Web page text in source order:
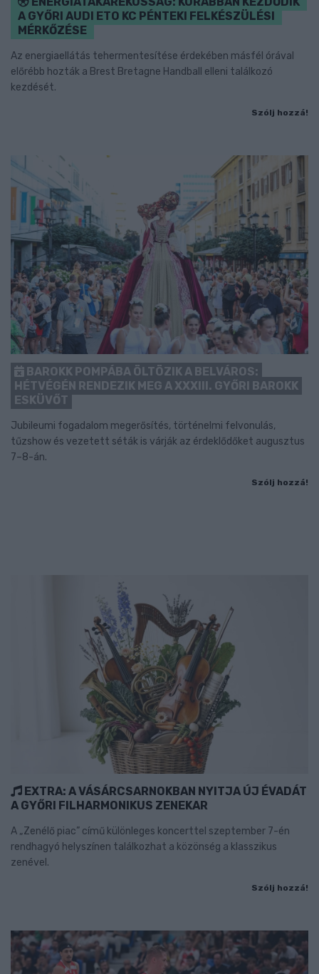
A GYŐRI AUDI ETO KC PÉNTEKI FELKÉSZÜLÉSI
MÉRKŐZÉSE
Az energiaellátás tehermentesítése érdekében másfél órával
előrébb hozták a Brest Bretagne Handball elleni találkozó
kezdését.
Szólj hozzá!
BAROKK POMPÁBA ÖLTÖZIK A BELVÁROS:
HÉTVÉGÉN RENDEZIK MEG A XXXIII. GYŐRI BAROKK
ESKÜVŐT
Jubileumi fogadalom megerősítés, történelmi felvonulás,
tűzshow és vezetett séták is várják az érdeklődőket augusztus
7–8-án.
Szólj hozzá!
EXTRA: A VÁSÁRCSARNOKBAN NYITJA ÚJ ÉVADÁT
A GYŐRI FILHARMONIKUS ZENEKAR
A „Zenélő piac” című különleges koncerttel szeptember 7-én
rendhagyó helyszínen találkozhat a közönség a klasszikus
zenével.
Szólj hozzá!